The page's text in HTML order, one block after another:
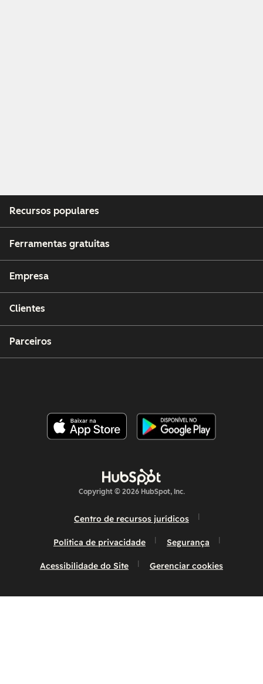
Recursos populares
Ferramentas gratuitas
Empresa
Clientes
Parceiros
Copyright © 2026 HubSpot, Inc.
Centro de recursos jurídicos
Política de privacidade Segurança
Acessibilidade do Site Gerenciar cookies